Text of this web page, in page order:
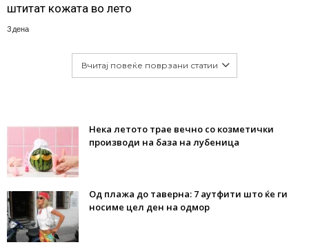
штитат кожата во лето
3 дена
Вчитај повеќе поврзани статии
Нека летото трае вечно со козметички
производи на база на лубеница
Од плажа до таверна: 7 аутфити што ќе ги
носиме цел ден на одмор